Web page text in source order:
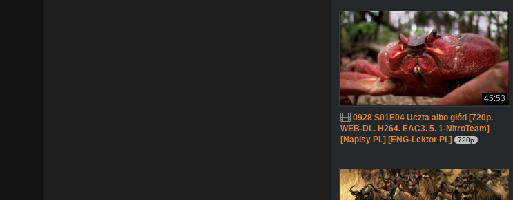
45:53
0928 S01E04 Uczta albo głód [720p.
WEB-DL. H264. EAC3. 5. 1-NitroTeam]
[Napisy PL] [ENG-Lektor PL]
720p